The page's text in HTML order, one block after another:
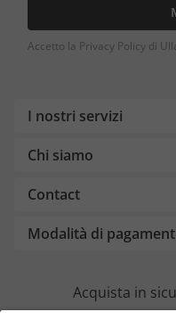
Accetto la Privacy Policy di
I nostri servizi
Chi siamo
Contact
Modalità di
Acquista in